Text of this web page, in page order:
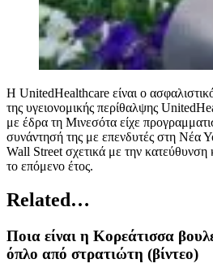
Η UnitedHealthcare είναι ο
της υγειονομικής περίθαλψης
με έδρα τη Μινεσότα είχε
συνάντησή της με επενδυτές στη Νέα
Wall Street σχετικά με την κατεύθυνση
το επόμενο έτος.
Related…
Ποια είναι η Κορεάτισσα
όπλο από στρατιώτη (βίντεο)